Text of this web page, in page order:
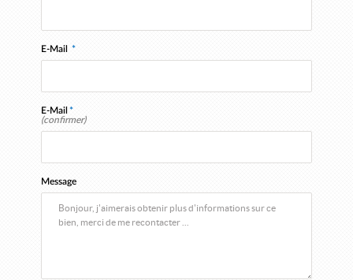
E-Mail *
E-Mail *
(confirmer)
Message